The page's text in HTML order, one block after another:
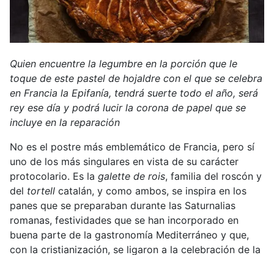
Quien encuentre la legumbre en la porción que le
toque de este pastel de hojaldre con el que se celebra
en Francia la Epifanía, tendrá suerte todo el año, será
rey ese día y podrá lucir la corona de papel que se
incluye en la reparación
No es el postre más emblemático de Francia, pero sí
uno de los más singulares en vista de su carácter
protocolario. Es la galette de rois, familia del roscón y
del tortell catalán, y como ambos, se inspira en los
panes que se preparaban durante las Saturnalias
romanas, festividades que se han incorporado en
buena parte de la gastronomía Mediterráneo y que,
con la cristianización, se ligaron a la celebración de la